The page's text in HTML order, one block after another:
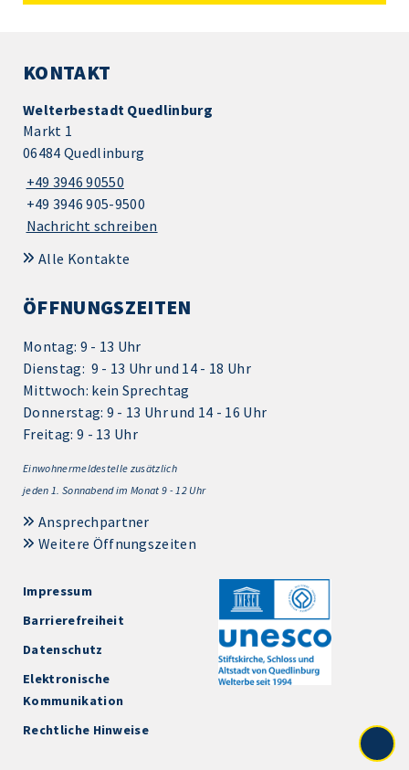
KONTAKT
Welterbestadt Quedlinburg
Markt 1
06484 Quedlinburg
+49 3946 90550
+49 3946 905-9500
Nachricht schreiben
Alle Kontakte
ÖFFNUNGSZEITEN
Montag: 9 - 13 Uhr
Dienstag: 9 - 13 Uhr und 14 - 18 Uhr
Mittwoch: kein Sprechtag
Donnerstag: 9 - 13 Uhr und 14 - 16 Uhr
Freitag: 9 - 13 Uhr
Einwohnermeldestelle zusätzlich
jeden 1. Sonnabend im Monat 9 - 12 Uhr
Ansprechpartner
Weitere Öffnungszeiten
Impressum
Barrierefreiheit
Datenschutz
Elektronische
Kommunikation
Rechtliche Hinweise